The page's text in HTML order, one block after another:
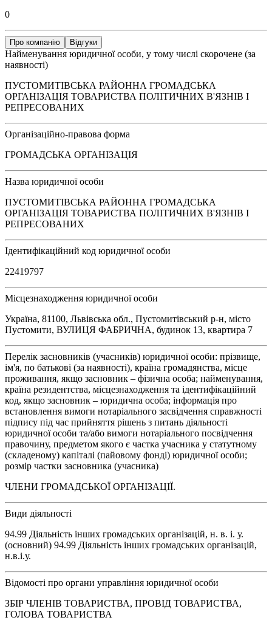
0
Про компанію Відгуки
Найменування юридичної особи, у тому числі скорочене (за
наявності)
ПУСТОМИТІВСЬКА РАЙОННА ГРОМАДСЬКА
ОРГАНІЗАЦІЯ ТОВАРИСТВА ПОЛІТИЧНИХ В'ЯЗНІВ І
РЕПРЕСОВАНИХ
Організаційно-правова форма
ГРОМАДСЬКА ОРГАНІЗАЦІЯ
Назва юридичної особи
ПУСТОМИТІВСЬКА РАЙОННА ГРОМАДСЬКА
ОРГАНІЗАЦІЯ ТОВАРИСТВА ПОЛІТИЧНИХ В'ЯЗНІВ І
РЕПРЕСОВАНИХ
Ідентифікаційний код юридичної особи
22419797
Місцезнаходження юридичної особи
Україна, 81100, Львівська обл., Пустомитівський р-н, місто
Пустомити, ВУЛИЦЯ ФАБРИЧНА, будинок 13, квартира 7
Перелік засновників (учасників) юридичної особи: прізвище,
ім'я, по батькові (за наявності), країна громадянства, місце
проживання, якщо засновник – фізична особа; найменування,
країна резидентства, місцезнаходження та ідентифікаційний
код, якщо засновник – юридична особа; інформація про
встановлення вимоги нотаріального засвідчення справжності
підпису під час прийняття рішень з питань діяльності
юридичної особи та/або вимоги нотаріального посвідчення
правочину, предметом якого є частка учасника у статутному
(складеному) капіталі (пайовому фонді) юридичної особи;
розмір частки засновника (учасника)
ЧЛЕНИ ГРОМАДСЬКОЇ ОРГАНІЗАЦІЇ.
Види діяльності
94.99 Діяльність інших громадських організацій, н. в. і. у.
(основний) 94.99 Діяльність інших громадських організацій,
н.в.і.у.
Відомості про органи управління юридичної особи
ЗБІР ЧЛЕНІВ ТОВАРИСТВА, ПРОВІД ТОВАРИСТВА,
ГОЛОВА ТОВАРИСТВА